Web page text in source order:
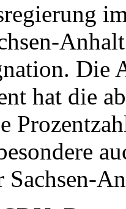
Die
hat die
Sachsen-